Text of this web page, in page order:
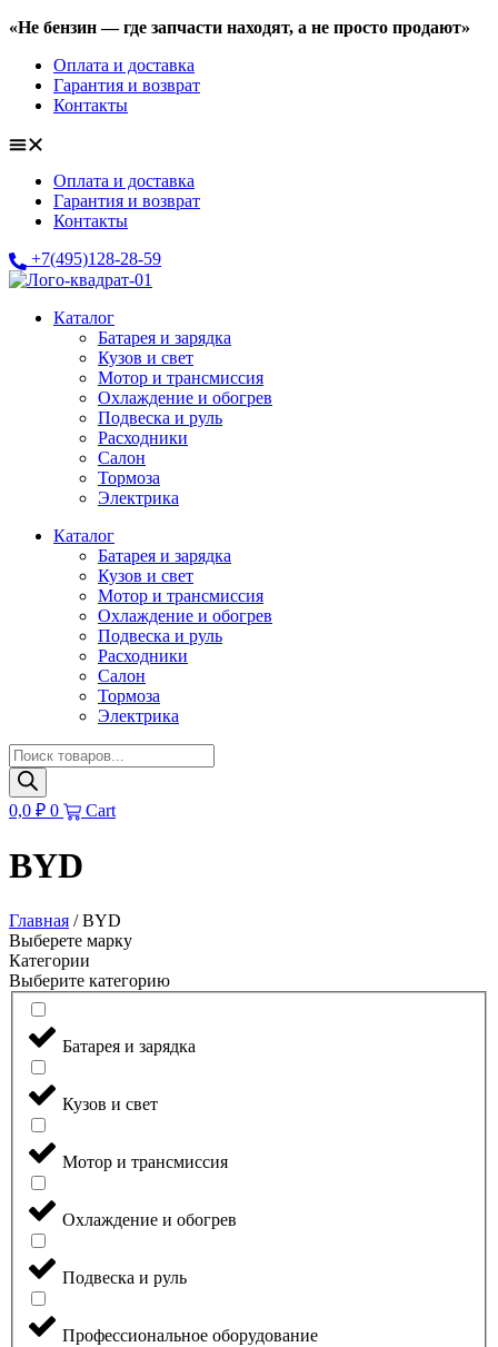
«Не бензин —где запчасти находят, а не просто продают»
Оплата и доставка
Гарантия и возврат
Контакты
Оплата и доставка
Гарантия и возврат
Контакты
+7(495)128-28-59
Каталог
Батарея и зарядка
Кузов и свет
Мотор и трансмиссия
Охлаждение и обогрев
Подвеска и руль
Расходники
Салон
Тормоза
Электрика
Каталог
Батарея и зарядка
Кузов и свет
Мотор и трансмиссия
Охлаждение и обогрев
Подвеска и руль
Расходники
Салон
Тормоза
Электрика
Поиск
товаров
0,0 ₽ 0 Cart
BYD
Главная / BYD
Выберете марку
Категории
Выберите категорию
Батарея и зарядка
Кузов и свет
Мотор и трансмиссия
Охлаждение и обогрев
Подвеска и руль
Профессиональное оборудование